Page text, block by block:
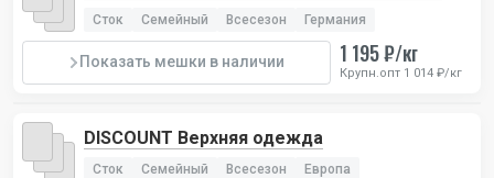
Сток Семейный Всесезон Германия
Показать мешки в наличии 1 195 ₽/кг
Крупн.опт 1 014 ₽/кг
DISCOUNT Верхняя одежда
Сток Семейный Всесезон Европа